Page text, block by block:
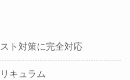
ト対策に完全対応
キュラム